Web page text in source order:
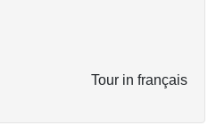
Tour in français